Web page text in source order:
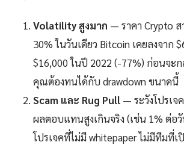
Volatility สูงมาก — ราคา Crypto
30% ในวันเดียว Bitcoin เคยลงจาก
$16,000 ในปี 2022 (-77%) ก่อนจะ
คุณต้องทนได้กับ drawdown ขนาดนี้
Scam และ Rug Pull — ระวังโปรเ
ผลตอบแทนสูงเกินจริง (เช่น 1% ต่อ
โปรเจคที่ไม่มี whitepaper ไม่มีทีมที่